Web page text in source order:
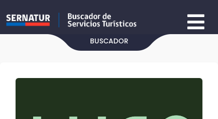
BUSCADOR